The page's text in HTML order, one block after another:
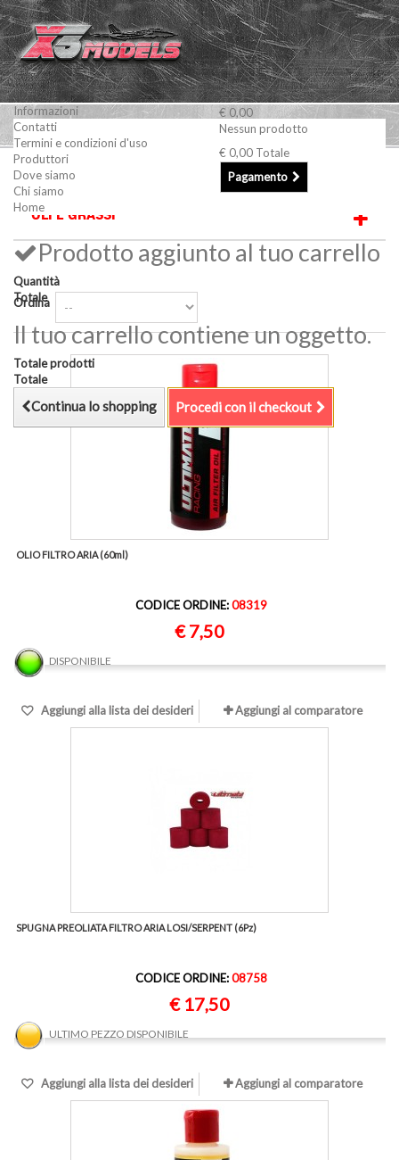
Informazioni
Contatti
Termini e condizioni d'uso
Produttori
Dove siamo
Chi siamo
Home
€ 0,00
Nessun prodotto
€ 0,00 Totale
Pagamento
Prodotto aggiunto al tuo carrello
Quantità
Totale
Il tuo carrello contiene un oggetto.
Totale prodotti
Totale
Continua lo shopping Procedi con il checkout
Oli e Grassi
OLI E GRASSI
Ordina
OLIO FILTRO ARIA (60ml)
CODICE ORDINE:08319
€ 7,50
DISPONIBILE
Aggiungi alla lista dei desideri Aggiungi al comparatore
SPUGNA PREOLIATA FILTRO ARIA LOSI/SERPENT (6Pz)
CODICE ORDINE:08758
€ 17,50
ULTIMO PEZZO DISPONIBILE
Aggiungi alla lista dei desideri Aggiungi al comparatore